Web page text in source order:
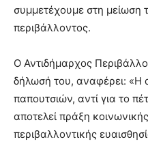
συμμετέχουμε στη μείωση
περιβάλλοντος.
Ο Αντιδήμαρχος
δήλωσή του, αναφέρει:
παπουτσιών, αντί για το
αποτελεί πράξη
περιβαλλοντικής